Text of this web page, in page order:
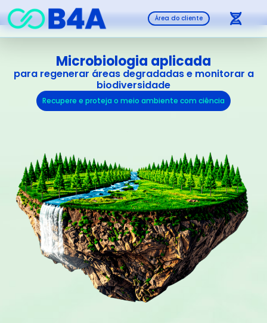
Área do cliente
Microbiologia aplicada
para regenerar áreas degradadas e monitorar a
biodiversidade
Recupere e proteja o meio ambiente com ciência